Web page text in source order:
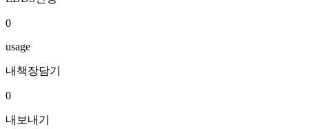
0
usage
내책장담기
0
내보내기